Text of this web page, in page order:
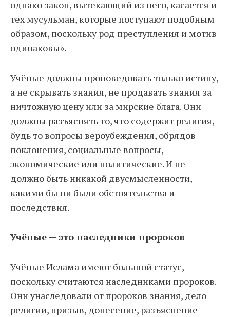
однако закон, вытекающий из него, касается и
тех мусульман, которые поступают подобным
образом, поскольку род преступления и мотив
одинаковы».
Учёные должны проповедовать только истину,
а не скрывать знания, не продавать знания за
ничтожную цену или за мирские блага. Они
должны разъяснять то, что содержит религия,
будь то вопросы вероубеждения, обрядов
поклонения, социальные вопросы,
экономические или политические. И не
должно быть никакой двусмысленности,
какими бы ни были обстоятельства и
последствия.
Учёные — это наследники пророков
Учёные Ислама имеют большой статус,
поскольку считаются наследниками пророков.
Они унаследовали от пророков знания, дело
религии, призыв, донесение, разъяснение